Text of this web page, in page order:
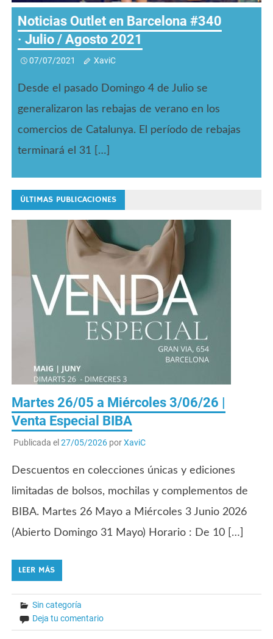
Noticias Outlet en Barcelona #339 ·
Junio 2021
07/06/2021 XaviC
Vuelta al blog después de un año de
inactividad. Son unas mini-Noticias outlet de
bolsillo. Una recopilación para ti que me sirve
para recuperar sensaciones.
ÚLTIMAS PUBLICACIONES
Martes 26/05 a Miércoles 3/06/26 |
Venta Especial BIBA
Publicada el27/05/2026porXaviC
Descuentos en colecciones únicas y ediciones
limitadas de bolsos, mochilas y complementos de
BIBA. Martes 26 Mayo a Miércoles 3 Junio 2026
(Abierto Domingo 31 Mayo) Horario : De 10 […]
LEER MÁS
Sin categoría
Deja tu comentario